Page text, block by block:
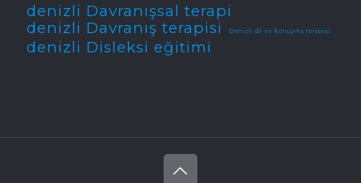
denizli Davranışsal terapi
denizli Davranış terapisi
Denizli dil ve konuşma terapisi
denizli Disleksi eğitimi